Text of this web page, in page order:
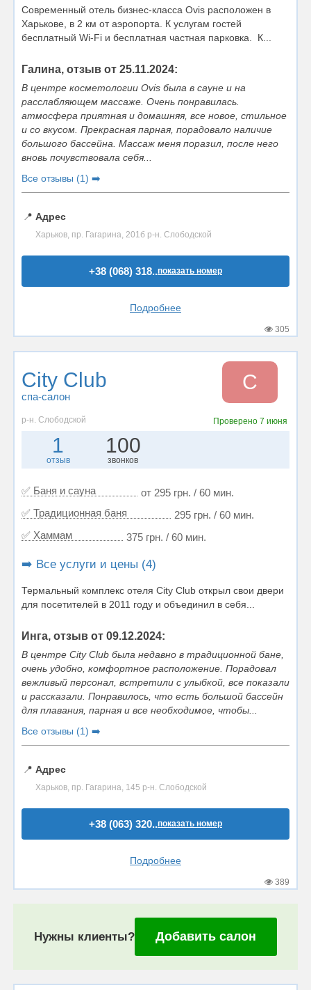
Современный отель бизнес-класса Ovis расположен в
Харькове, в 2 км от аэропорта. К услугам гостей
бесплатный Wi-Fi и бесплатная частная парковка. К...
Галина, отзыв от 25.11.2024:
В центре косметологии Ovis была в сауне и на
расслабляющем массаже. Очень понравилась.
атмосфера приятная и домашняя, все новое, стильное
и со вкусом. Прекрасная парная, порадовало наличие
большого бассейна. Массаж меня поразил, после него
вновь почувствовала себя...
Все отзывы (1) ➡️
📍 Адрес
Харьков, пр. Гагарина, 201б р-н. Слободской
+38 (068) 318..показать номер
Подробнее
305
City Club
спа-салон
C
р-н. Слободской Проверено 7 июня
1
отзыв
100
звонков
✅ Баня и сауна
от 295 грн. / 60 мин.
✅ Традиционная баня
295 грн. / 60 мин.
✅ Хаммам
375 грн. / 60 мин.
➡️ Все услуги и цены (4)
Термальный комплекс отеля City Club открыл свои двери
для посетителей в 2011 году и объединил в себя...
Инга, отзыв от 09.12.2024:
В центре City Club была недавно в традиционной бане,
очень удобно, комфортное расположение. Порадовал
вежливый персонал, встретили с улыбкой, все показали
и рассказали. Понравилось, что есть большой бассейн
для плавания, парная и все необходимое, чтобы...
Все отзывы (1) ➡️
📍 Адрес
Харьков, пр. Гагарина, 145 р-н. Слободской
+38 (063) 320..показать номер
Подробнее
389
Нужны клиенты? Добавить салон